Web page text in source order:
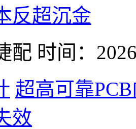
反超沉金
配 时间：
超高可靠
效